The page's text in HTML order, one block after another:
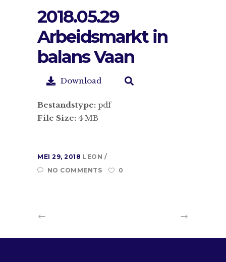
2018.05.29
Arbeidsmarkt in
balans Vaan
Download
Bestandstype: pdf
File Size: 4 MB
MEI 29, 2018 LEON
NO COMMENTS
0